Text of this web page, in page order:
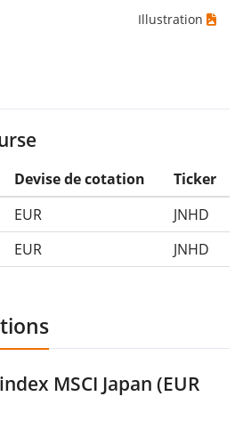
Illustration
Devise de cotation
Ticker
EUR
JNHD
EUR JNHD
MSCI Japan (EUR